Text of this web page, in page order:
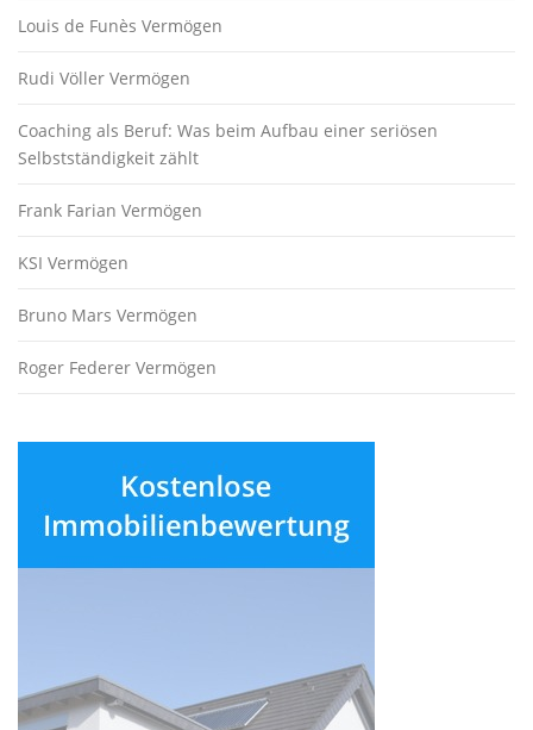
Louis de Funès Vermögen
Rudi Völler Vermögen
Coaching als Beruf: Was beim Aufbau einer seriösen
Selbstständigkeit zählt
Frank Farian Vermögen
KSI Vermögen
Bruno Mars Vermögen
Roger Federer Vermögen